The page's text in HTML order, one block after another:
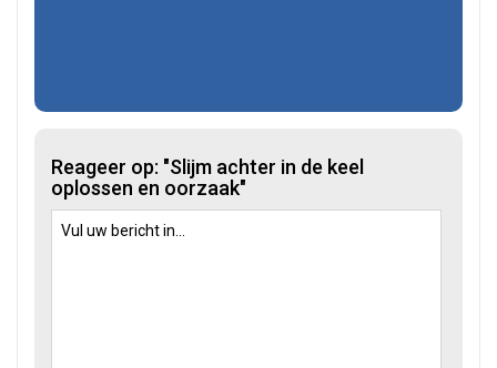
Reageer op: "Slijm achter in de keel
oplossen en oorzaak"